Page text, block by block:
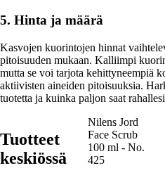
5. Hinta ja määrä
Kasvojen kuorintojen hinnat
pitoisuuden mukaan. Kalliimpi
mutta se voi tarjota kehittyneempiä
aktiivisten aineiden pitoisuuksia.
tuotetta ja kuinka paljon saat
Tuotteet
keskiössä
Nilens Jord
Face Scrub
100 ml - No.
425